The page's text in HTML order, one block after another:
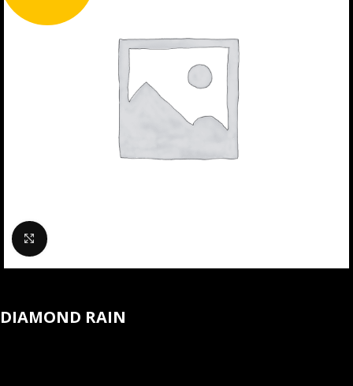
Klik om te vergroten
DIAMOND RAIN